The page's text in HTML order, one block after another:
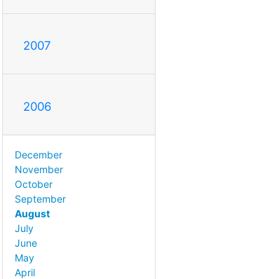
2007
2006
December
November
October
September
August
July
June
May
April